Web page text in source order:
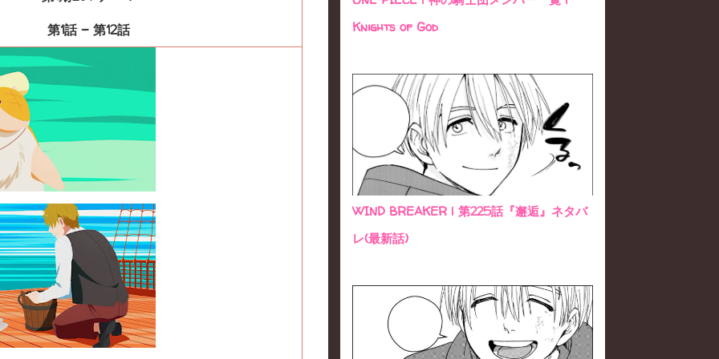
第1話 - 第12話
Knights of God
WIND BREAKER | 第225話『邂逅』ネタバ
レ(最新話)